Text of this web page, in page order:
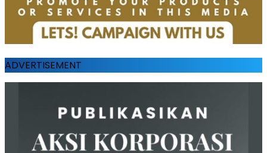
ADVERTISEMENT